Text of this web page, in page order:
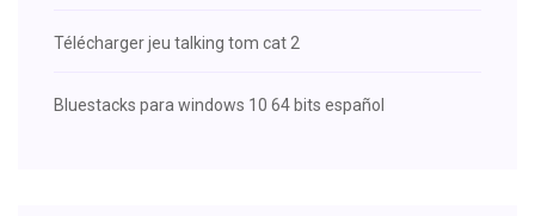
Télécharger jeu talking tom cat 2
Bluestacks para windows 10 64 bits español